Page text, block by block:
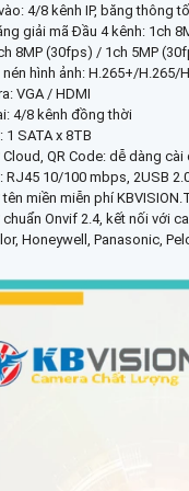
4/8 kênh IP, băng thông
giải mã Đầu 4 kênh: 1ch
8MP (30fps) / 1ch 5MP
nén hình ảnh: H.265+/H.265/
VGA / HDMI
4/8 kênh đồng thời
1 SATA x 8TB
Cloud, QR Code: dễ dàng
RJ45 10/100 mbps, 2USB
tên miền miễn phí
chuẩn Onvif 2.4, kết nối với
Honeywell, Panasonic,